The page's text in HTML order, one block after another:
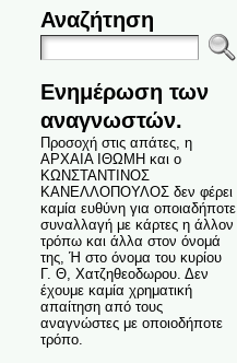
Αναζήτηση
Ενημέρωση των
αναγνωστών.
Προσοχή στις απάτες, η
ΑΡΧΑΙΑ ΙΘΩΜΗ και ο
ΚΩΝΣΤΑΝΤΙΝΟΣ
ΚΑΝΕΛΛΟΠΟΥΛΟΣ δεν φέρει
καμία ευθύνη για οποιαδήποτε
συναλλαγή με κάρτες η άλλον
τρόπω και άλλα στον όνομά
της, Ή στο όνομα του κυρίου
Γ. Θ, Χατζηθεοδωρου. Δεν
έχουμε καμία χρηματική
απαίτηση από τους
αναγνώστες με οποιοδήποτε
τρόπο.